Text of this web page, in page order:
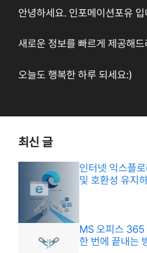
안녕하세요. 인포메이션포유 입
새로운 정보를 빠르게 제공해
오늘도 행복한 하루 되세요:)
최신 글
인터넷 익스플
및 호환성 유지
MS 오피스 365
한 번에 끝내는